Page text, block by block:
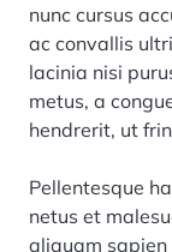
nunc cursus
ac convallis
lacinia nisi
metus, a
hendrerit, ut
Pellentesque
netus et
aliquam